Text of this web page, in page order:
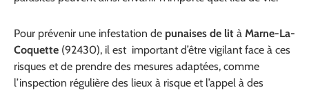
Pour prévenir une infestation de punaises de lit à Marne-La-
Coquette (92430), il est important d’être vigilant face à ces
risques et de prendre des mesures adaptées, comme
l’inspection régulière des lieux à risque et l’appel à des